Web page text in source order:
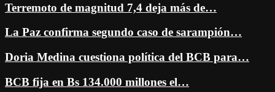
Terremoto de magnitud 7,4 deja más de…
La Paz confirma segundo caso de sarampión…
Doria Medina cuestiona política del BCB para…
BCB fija en Bs 134.000 millones el…